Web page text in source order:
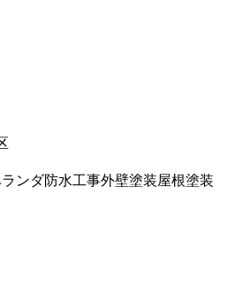
ンダ防水工事外壁塗装屋根塗装